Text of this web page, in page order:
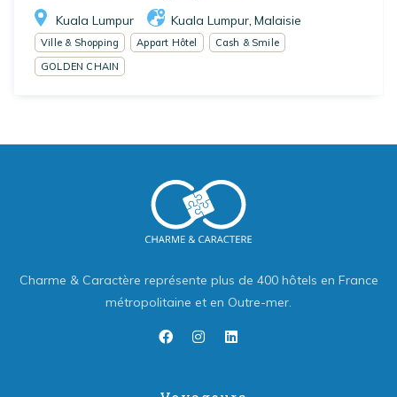
Kuala Lumpur Kuala Lumpur Malaisie
Ville & Shopping Appart Hôtel
Cash & Smile
GOLDEN CHAIN
Charme & Caractère représente plus de 400 hôtels en France
métropolitaine et en Outre-mer.